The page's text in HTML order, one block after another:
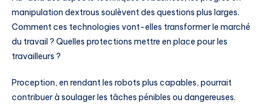
manipulation dextrous soulèvent des questions plus larges.
Comment ces technologies vont-elles transformer le marché
du travail ? Quelles protections mettre en place pour les
travailleurs ?
Proception, en rendant les robots plus capables, pourrait
contribuer à soulager les tâches pénibles ou dangereuses.